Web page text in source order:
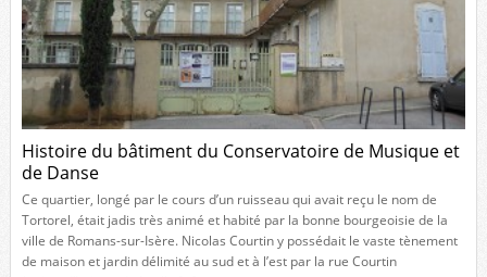
Histoire du bâtiment du Conservatoire de Musique et
de Danse
Ce quartier, longé par le cours d’un ruisseau qui avait reçu le nom de
Tortorel, était jadis très animé et habité par la bonne bourgeoisie de la
ville de Romans-sur-Isère. Nicolas Courtin y possédait le vaste tènement
de maison et jardin délimité au sud et à l’est par la rue Courtin